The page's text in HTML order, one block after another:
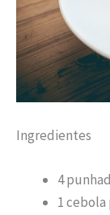
Ingredientes
4
1